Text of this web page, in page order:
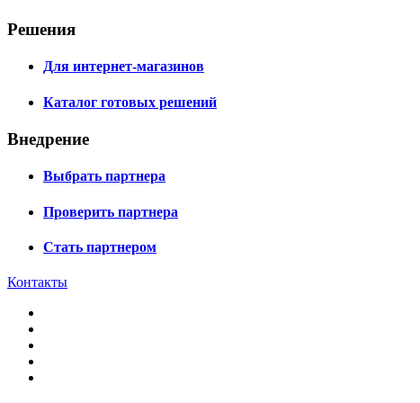
Решения
Для интернет-магазинов
Каталог готовых решений
Внедрение
Выбрать партнера
Проверить партнера
Стать партнером
Контакты